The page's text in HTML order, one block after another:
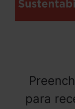
para